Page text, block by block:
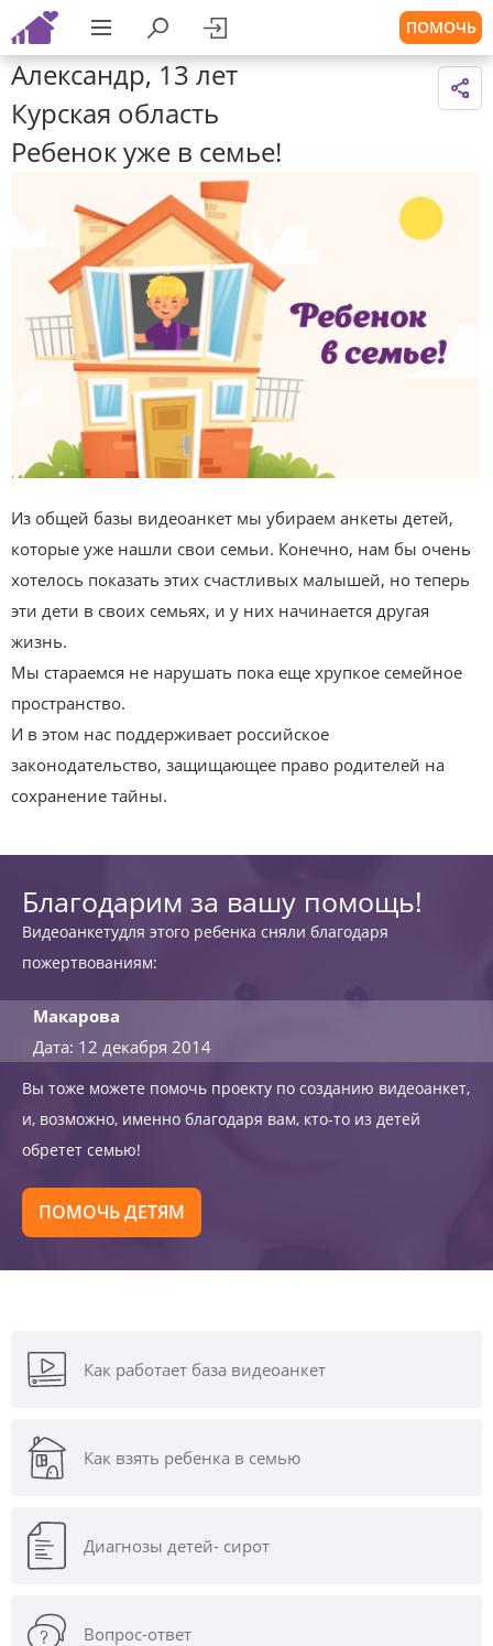
ПОМОЧЬ
Александр, 13 лет
Курская область
Ребенок уже в семье!
Из общей базы видеоанкет мы убираем анкеты детей,
которые уже нашли свои семьи. Конечно, нам бы очень
хотелось показать этих счастливых малышей, но теперь
эти дети в своих семьях, и у них начинается другая
жизнь.
Мы стараемся не нарушать пока еще хрупкое семейное
пространство.
И в этом нас поддерживает российское
законодательство, защищающее право родителей на
сохранение тайны.
Благодарим за вашу помощь!
Видеоанкетудля этого ребенка сняли благодаря
пожертвованиям:
Макарова
Дата: 12 декабря 2014
Вы тоже можете помочь проекту по созданию видеоанкет,
и, возможно, именно благодаря вам, кто-то из детей
обретет семью!
ПОМОЧЬ ДЕТЯМ
Как работает база видеоанкет
Как взять ребенка в семью
Диагнозы детей- сирот
Вопрос-ответ